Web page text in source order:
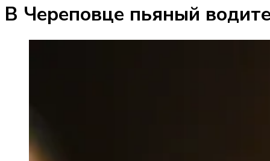
В Череповце пьяный